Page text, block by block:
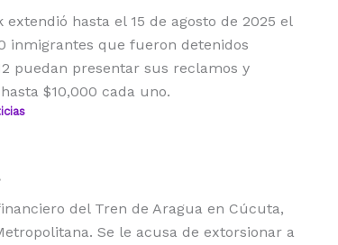
hasta el 15 de agosto de 2025 el
inmigrantes que fueron detenidos
puedan presentar sus reclamos y
$10,000 cada uno.
del Tren de Aragua en Cúcuta,
Se le acusa de extorsionar a